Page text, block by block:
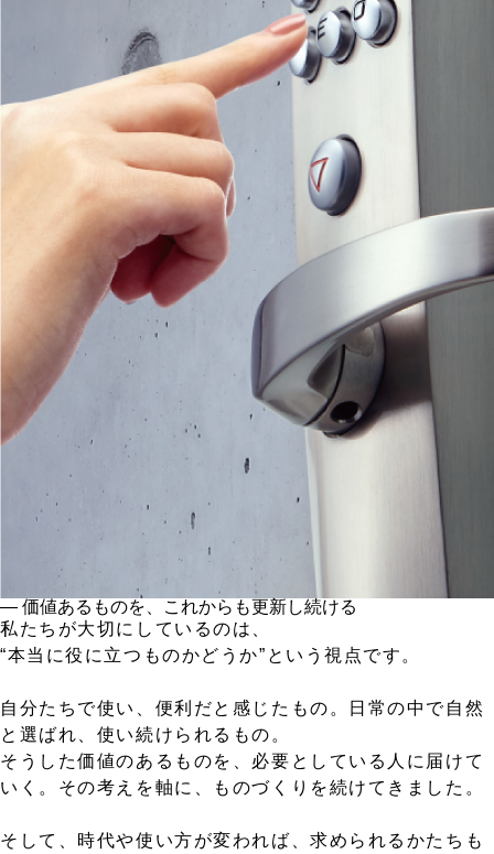
― 価値あるものを、これからも更新し続ける
私たちが大切にしているのは、
“本当に役に立つものかどうか”という視点です。
自分たちで使い、便利だと感じたもの。日常の中で自然
と選ばれ、使い続けられるもの。
そうした価値のあるものを、必要としている人に届けて
いく。その考えを軸に、ものづくりを続けてきました。
そして、時代や使い方が変われば、求められるかたちも